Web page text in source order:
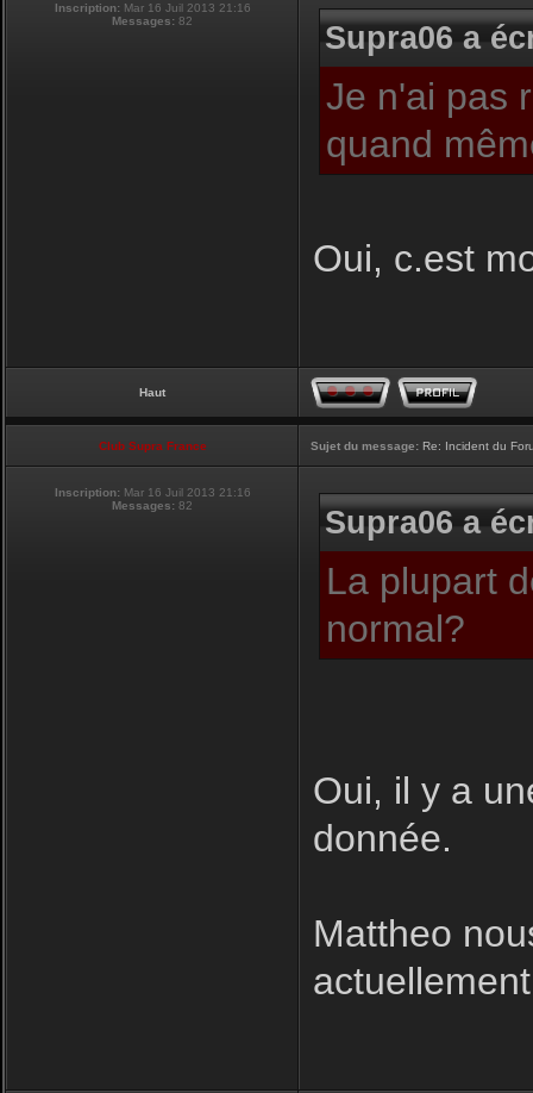
Inscription: Mar 16 Juil 2013 21:16
Messages: 82 Supra06 a
Je n'ai pas
quand
Oui, c.est
Haut
Club Supra France Sujet du message: Re: Incident du
Inscription: Mar 16 Juil 2013 21:16
Messages: 82 Supra06 a
La plupart
normal?
Oui, il y a
donnée.
Mattheo